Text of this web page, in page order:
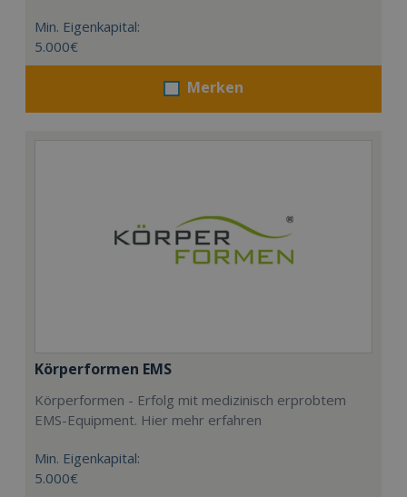
Min. Eigenkapital:
5.000€
Merken
Körperformen EMS
Körperformen - Erfolg mit medizinisch erprobtem
EMS-Equipment. Hier mehr erfahren
Min. Eigenkapital:
5.000€